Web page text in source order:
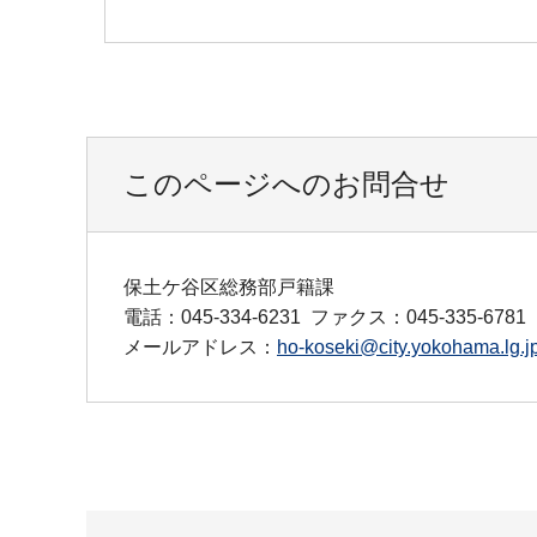
このページへのお問合せ
保土ケ谷区総務部戸籍課
電話：045-334-6231 ファクス：045-335-6781
メールアドレス： ho-